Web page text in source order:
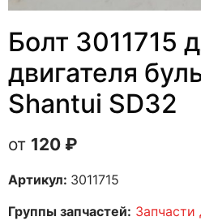
Болт 3011715
двигателя
Shantui SD32
120 ₽
Артикул: 3011715
Группы запчастей: Запчасти